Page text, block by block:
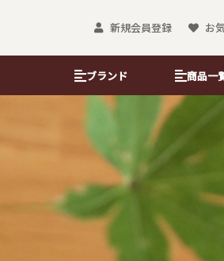
新規会員登録 お
ブランド
＆B KYOTO
商品一
のし袋・金封
のし袋
京友禅金彩たと
金藝遠州袋